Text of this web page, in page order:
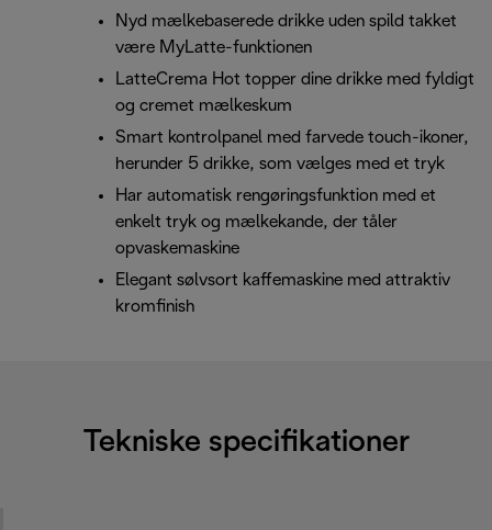
Nyd mælkebaserede drikke uden spild takket
være MyLatte-funktionen
LatteCrema Hot topper dine drikke med fyldigt
og cremet mælkeskum
Smart kontrolpanel med farvede touch-ikoner,
herunder 5 drikke, som vælges med et tryk
Har automatisk rengøringsfunktion med et
enkelt tryk og mælkekande, der tåler
opvaskemaskine
Elegant sølvsort kaffemaskine med attraktiv
kromfinish
Tekniske specifikationer